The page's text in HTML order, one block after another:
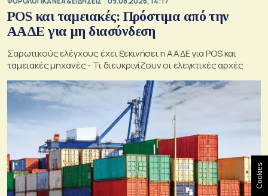
POS και ταμειακές: Πρόστιμα από την
ΑΑΔΕ για μη διασύνδεση
Σαρωτικούς ελέγχους έχει ξεκινήσει η ΑΑΔΕ για POS και
ταμειακές μηχανές - Τι διευκρινίζουν οι ελεγκτικές αρχές
Cookies